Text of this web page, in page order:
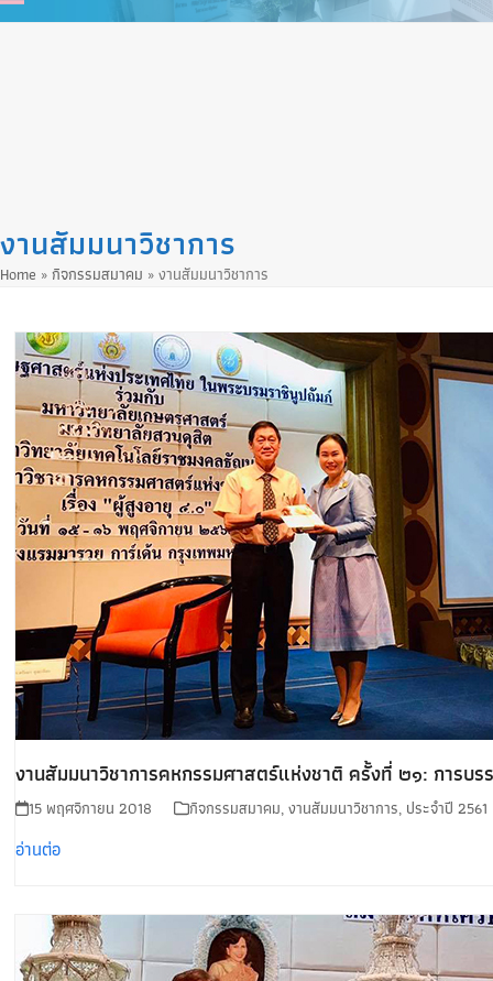
Skip
งานสัมมนาวิชาการ
Home »กิจกรรมสมาคม »งานสัมมนาวิชาการ
งานสัมมนาวิชาการคหกรรมศาสตร์แห่งชาติ ครั้งที่ ๒๑: การบ
15 พฤศจิกายน 2018 กิจกรรมสมาคม,งานสัมมนาวิชาการ, ประจำปี 2561
อ่านต่อ